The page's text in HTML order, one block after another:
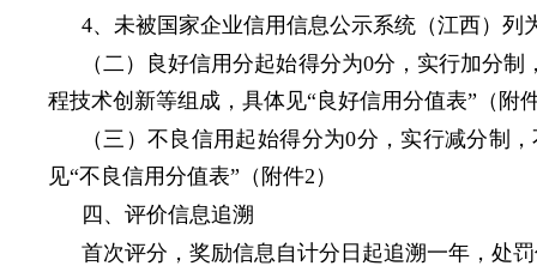
4、未被国家企业信用信息公示系统（江西）列
（二）良好信用分起始得分为0分，实行加分
程技术创新等组成，具体见“良好信用分值表”（附
（三）不良信用起始得分为0分，实行减分制
见“不良信用分值表”（附件2）
四、评价信息追溯
首次评分，奖励信息自计分日起追溯一年，处